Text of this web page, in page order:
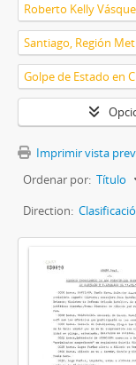
Roberto Kelly
Santiago, Región
Golpe de Estado en
Imprimir vista
Ordenar por: Título
Direction: